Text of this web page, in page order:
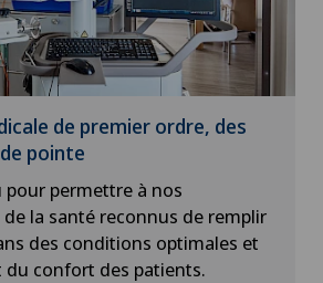
de premier ordre, des
pointe
permettre à nos
la santé reconnus de remplir
des conditions optimales et
du confort des patients.